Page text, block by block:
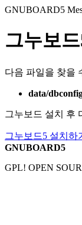
GNUBOARD5
그누보
다음 파일을 찾을
data/
그누보드 설치 후
그누보드5 설치하
GNUBOARD5
GPL! OPEN